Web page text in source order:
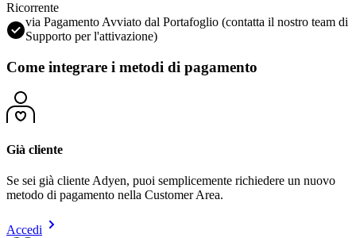
Ricorrente
via Pagamento Avviato dal Portafoglio (contatta il nostro team di
Supporto per l'attivazione)
Come integrare i metodi di pagamento
Già cliente
Se sei già cliente Adyen, puoi semplicemente richiedere un nuovo
metodo di pagamento nella Customer Area.
Accedi